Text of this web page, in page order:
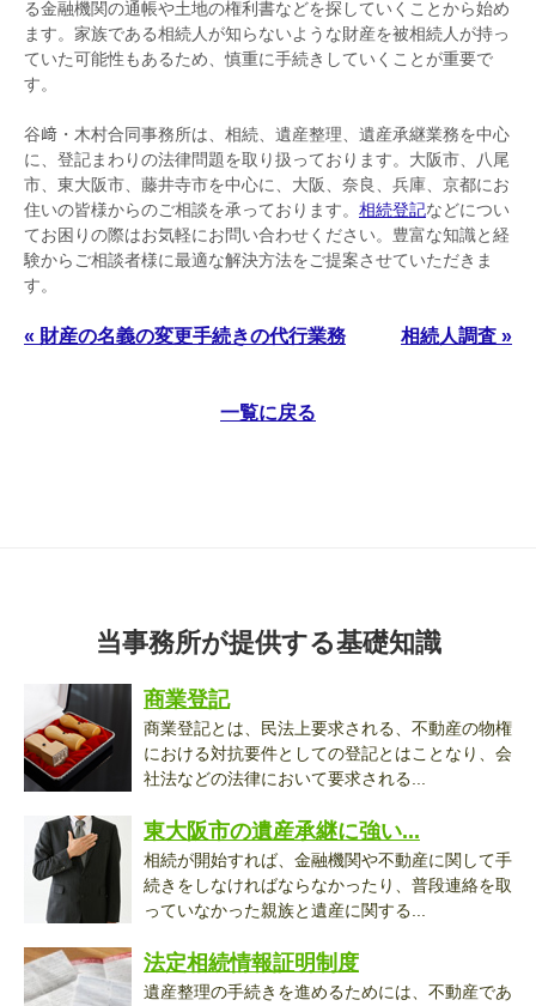
る金融機関の通帳や土地の権利書などを探していくことから始め
ます。家族である相続人が知らないような財産を被相続人が持っ
ていた可能性もあるため、慎重に手続きしていくことが重要で
す。
谷﨑・木村合同事務所は、相続、遺産整理、遺産承継業務を中心
に、登記まわりの法律問題を取り扱っております。大阪市、八尾
市、東大阪市、藤井寺市を中心に、大阪、奈良、兵庫、京都にお
住いの皆様からのご相談を承っております。 相続登記などについ
てお困りの際はお気軽にお問い合わせください。豊富な知識と経
験からご相談者様に最適な解決方法をご提案させていただきま
す。
« 財産の名義の変更手続きの代行業務 相続人調査 »
一覧に戻る
当事務所が提供する基礎知識
商業登記
商業登記とは、民法上要求される、不動産の物権
における対抗要件としての登記とはことなり、会
社法などの法律において要求される...
東大阪市の遺産承継に強い...
相続が開始すれば、金融機関や不動産に関して手
続きをしなければならなかったり、普段連絡を取
っていなかった親族と遺産に関する...
法定相続情報証明制度
遺産整理の手続きを進めるためには、不動産であ